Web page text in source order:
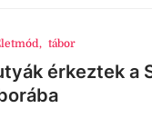
, tábor
érkeztek a